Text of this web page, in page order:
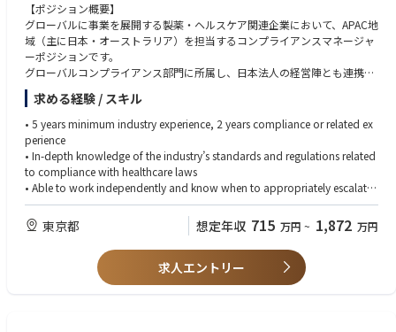
【ポジション概要】
グローバルに事業を展開する製薬・ヘルスケア関連企業において、APAC地
域（主に日本・オーストラリア）を担当するコンプライアンスマネージャ
ーポジションです。
グローバルコンプライアンス部門に所属し、日本法人の経営陣とも連携し
ながら、APAC地域におけるコンプライアンスプログラムの運営・推進を
担当いただきます。日常的なビジネス支援に加え、医療従事者（HCP）対
応に関する審査・承認、ポリシー整備、教育研修、内部調査、リスク評価
およびモニタリング活動など、幅広い業務を担います。
営業、メディカル、法務、薬事、内部監査などの関連部署や海外チームと
連携しながら、コンプライアンス体制の強化と企業倫理文化の浸透を推進
していただくポジションです。
【主な業務内容】
■コンプライアンス業務全般
・医療従事者との契約・講演依頼・学会協賛等のレビューおよび承認
・経営層向けのコンプライアンス関連レポート作成
・グローバルコンプライアンスチームとの定例ミーティングへの参加
求める経験 / スキル
• 5 years minimum industry experience, 2 years compliance or related ex
perience
• In-depth knowledge of the industry’s standards and regulations related
to compliance with healthcare laws
• Able to work independently and know when to appropriately escalate
an issue for resolution
• Capacity of problem solving - anticipating, initiating and resolving issu
es
• Demonstrated ability to communicate effectively with individuals up, d
own, and across the organization
• Excellent technical and communication skills
東京都 想定年収 715 万円 ~ 1,872 万円
求人エントリー